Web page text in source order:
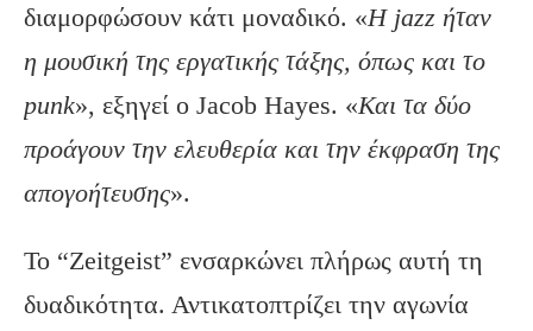
διαμορφώσουν κάτι μοναδικό. «Η jazz ήταν
η μουσική της εργατικής τάξης, όπως και το
punk», εξηγεί ο Jacob Hayes. «Και τα δύο
προάγουν την ελευθερία και την έκφραση της
απογοήτευσης».
Το “Zeitgeist” ενσαρκώνει πλήρως αυτή τη
δυαδικότητα. Αντικατοπτρίζει την αγωνία